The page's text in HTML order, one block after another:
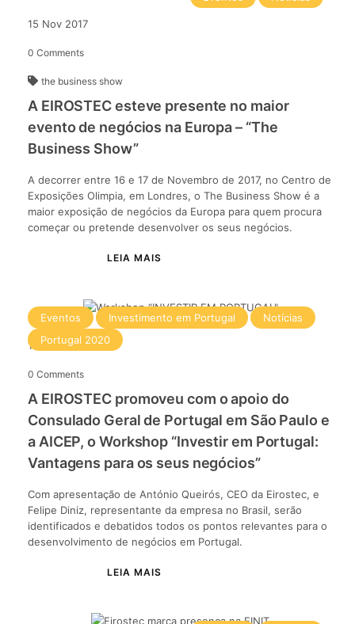
15 Nov 2017
0 Comments
the business show
A EIROSTEC esteve presente no maior
evento de negócios na Europa – “The
Business Show”
A decorrer entre 16 e 17 de Novembro de 2017, no Centro de
Exposições Olimpia, em Londres, o The Business Show é a
maior exposição de negócios da Europa para quem procura
começar ou pretende desenvolver os seus negócios.
Eventos Investimento em Portugal
Notícias
Portugal 2020
10 Nov 2017
0 Comments
A EIROSTEC promoveu com o apoio do
Consulado Geral de Portugal em São Paulo e
a AICEP, o Workshop “Investir em Portugal:
Vantagens para os seus negócios”
Com apresentação de António Queirós, CEO da Eirostec, e
Felipe Diniz, representante da empresa no Brasil, serão
identificados e debatidos todos os pontos relevantes para o
desenvolvimento de negócios em Portugal.